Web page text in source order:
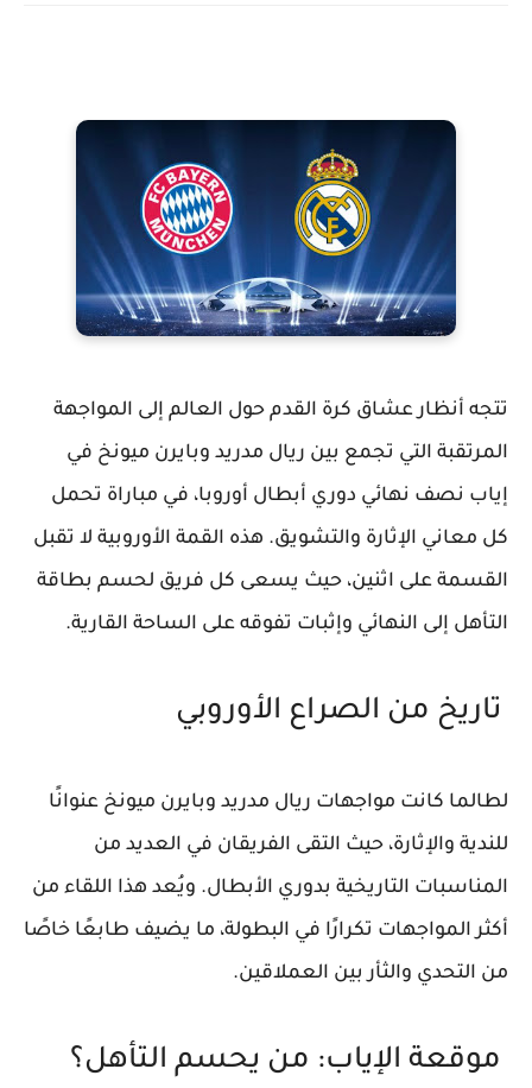
تتجه أنظار عشاق كرة القدم حول العالم إلى المواجهة
المرتقبة التي تجمع بين ريال مدريد وبايرن ميونخ في
إياب نصف نهائي دوري أبطال أوروبا، في مباراة تحمل
كل معاني الإثارة والتشويق. هذه القمة الأوروبية لا تقبل
القسمة على اثنين، حيث يسعى كل فريق لحسم بطاقة
التأهل إلى النهائي وإثبات تفوقه على الساحة القارية.
تاريخ من الصراع الأوروبي
لطالما كانت مواجهات ريال مدريد وبايرن ميونخ عنوانًا
للندية والإثارة، حيث التقى الفريقان في العديد من
المناسبات التاريخية بدوري الأبطال. ويُعد هذا اللقاء من
أكثر المواجهات تكرارًا في البطولة، ما يضيف طابعًا خاصًا
من التحدي والثأر بين العملاقين.
موقعة الإياب: من يحسم التأهل؟